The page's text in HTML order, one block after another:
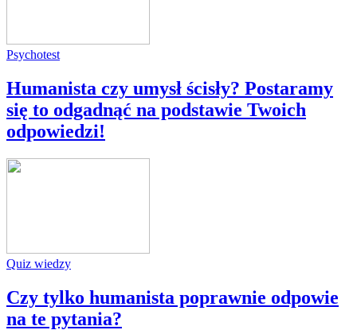
Psychotest
Humanista czy umysł ścisły? Postaramy
się to odgadnąć na podstawie Twoich
odpowiedzi!
Quiz wiedzy
Czy tylko humanista poprawnie odpowie
na te pytania?